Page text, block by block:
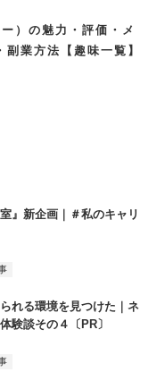
）の魅力・評価・メ
業方法【趣味一覧】
』新企画｜＃私のキャリ
れる環境を見つけた｜ネ
験談その４〔PR〕